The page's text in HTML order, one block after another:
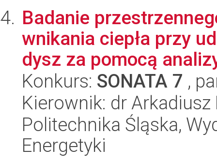
Badanie
wnikania ciepła przy
dysz za pomocą
Konkurs: SONATA 7 ,
Kierownik: dr Arkadiusz
Politechnika Śląska,
Energetyki